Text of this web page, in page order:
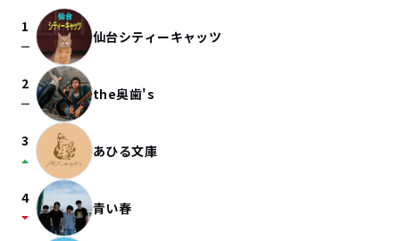
1
check_indeterminate_small 仙台シティーキャッツ
2
check_indeterminate_small the奥歯's
3
arrow_drop_up あひる文庫
4
arrow_drop_down 青い春